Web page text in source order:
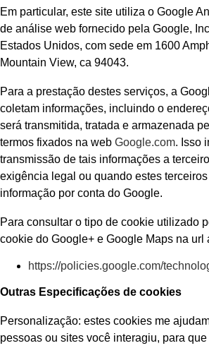
Em particular, este site utiliza o Google
de análise web fornecido pela Google,
Estados Unidos, com sede em 1600
Mountain View, ca 94043.
Para a prestação destes serviços, a
coletam informações, incluindo o
será transmitida, tratada e armazenada
termos fixados na web Google.com. Isso
transmissão de tais informações a
exigência legal ou quando estes
informação por conta do Google.
Para consultar o tipo de cookie utilizado
cookie do Google+ e Google Maps na url
https://policies.google.com/
Outras Especificações de cookies
Personalização: estes cookies me
pessoas ou sites você interagiu, para